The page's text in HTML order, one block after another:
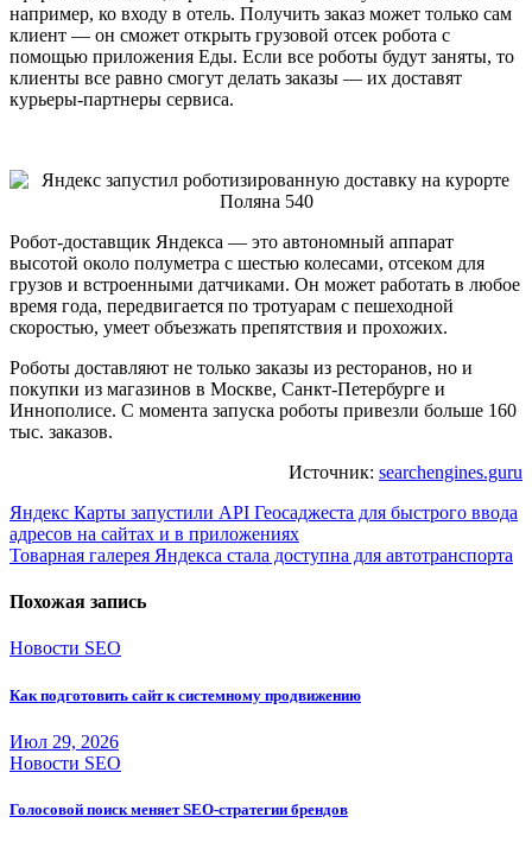
например, ко входу в отель. Получить заказ может только сам
клиент — он сможет открыть грузовой отсек робота с
помощью приложения Еды. Если все роботы будут заняты, то
клиенты все равно смогут делать заказы — их доставят
курьеры-партнеры сервиса.
Робот-доставщик Яндекса — это автономный аппарат
высотой около полуметра с шестью колесами, отсеком для
грузов и встроенными датчиками. Он может работать в любое
время года, передвигается по тротуарам с пешеходной
скоростью, умеет объезжать препятствия и прохожих.
Роботы доставляют не только заказы из ресторанов, но и
покупки из магазинов в Москве, Санкт-Петербурге и
Иннополисе. С момента запуска роботы привезли больше 160
тыс. заказов.
Источник: searchengines.guru
Навигация
по
Яндекс Карты запустили API Геосаджеста для быстрого ввода
адресов на сайтах и в приложениях
Товарная галерея Яндекса стала доступна для автотранспорта
Похожая запись
Новости SEO
Как подготовить сайт к системному продвижению
Июл 29, 2026
Новости SEO
Голосовой поиск меняет SEO-стратегии брендов